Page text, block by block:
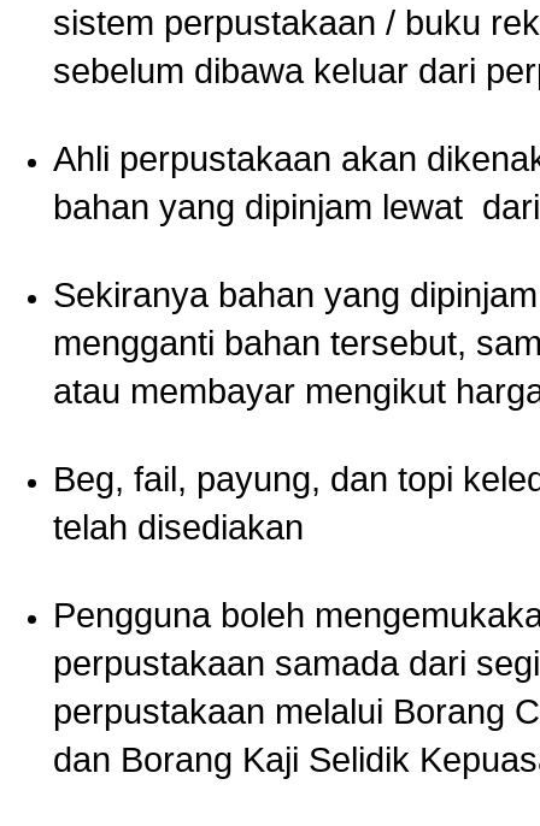
sistem perpustakaan / buku
sebelum dibawa keluar dari
Ahli perpustakaan akan
bahan yang dipinjam lewat
Sekiranya bahan yang
mengganti bahan tersebut,
atau membayar mengikut
Beg, fail, payung, dan topi
telah disediakan
Pengguna boleh
perpustakaan samada dari
perpustakaan melalui Borang
dan Borang Kaji Selidik